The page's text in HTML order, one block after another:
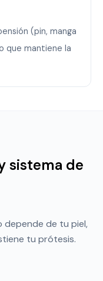
(pin, manga
que mantiene la
sistema de
depende de tu piel,
tu prótesis.